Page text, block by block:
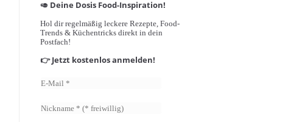
🥑 Deine Dosis Food-Inspiration!
Hol dir regelmäßig leckere Rezepte, Food-
Trends & Küchentricks direkt in dein
Postfach!
👉 Jetzt kostenlos anmelden!